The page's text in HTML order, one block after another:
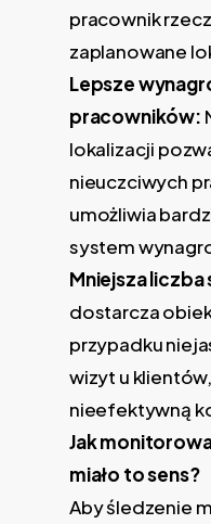
pracownik
zaplanowane
Lepsze
pracowników:
lokalizacji
nieuczciwych
umożliwia
system
Mniejsza
dostarcza
przypadku
wizyt u
nieefektywną
Jak
miało to sens?
Aby śledzenie